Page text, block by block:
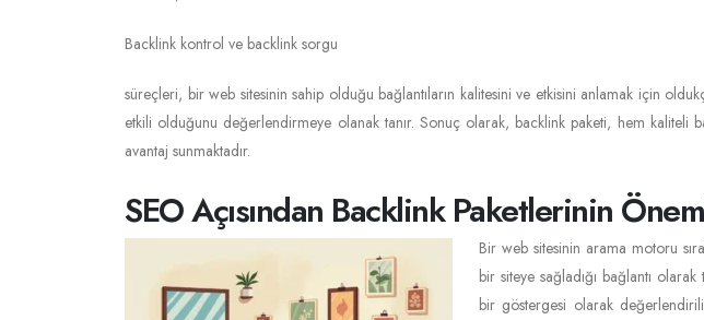
Backlink kontrol ve backlink sorgu
süreçleri, bir web sitesinin sahip olduğu bağlantıların kalitesini ve etkisini anlamak için
etkili olduğunu değerlendirmeye olanak tanır. Sonuç olarak, backlink paketi, hem kaliteli
avantaj sunmaktadır.
SEO Açısından Backlink Paketlerinin
Bir web sitesinin arama motoru
bir siteye sağladığı bağlantı
bir göstergesi olarak